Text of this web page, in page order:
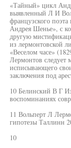
«Тайный» цикл
выявленный Л И
французского
Андрея Шенье», с
другую
из лермонтовской
«Веселом часе»
Лермонтов следует
исписывающего
заключения под
10 Белинский В Г
воспоминаниях
11 Вольперт Л
гипотезы Таллинн
10